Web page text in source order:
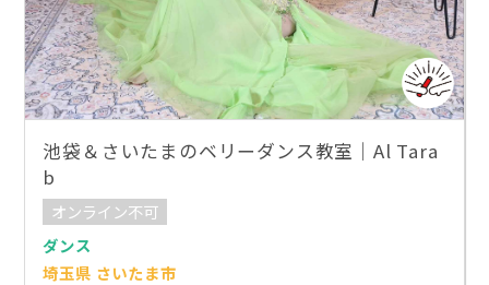
池袋＆さいたまのベリーダンス教室｜Al Tara
b
オンライン不可
ダンス
埼玉県 さいたま市